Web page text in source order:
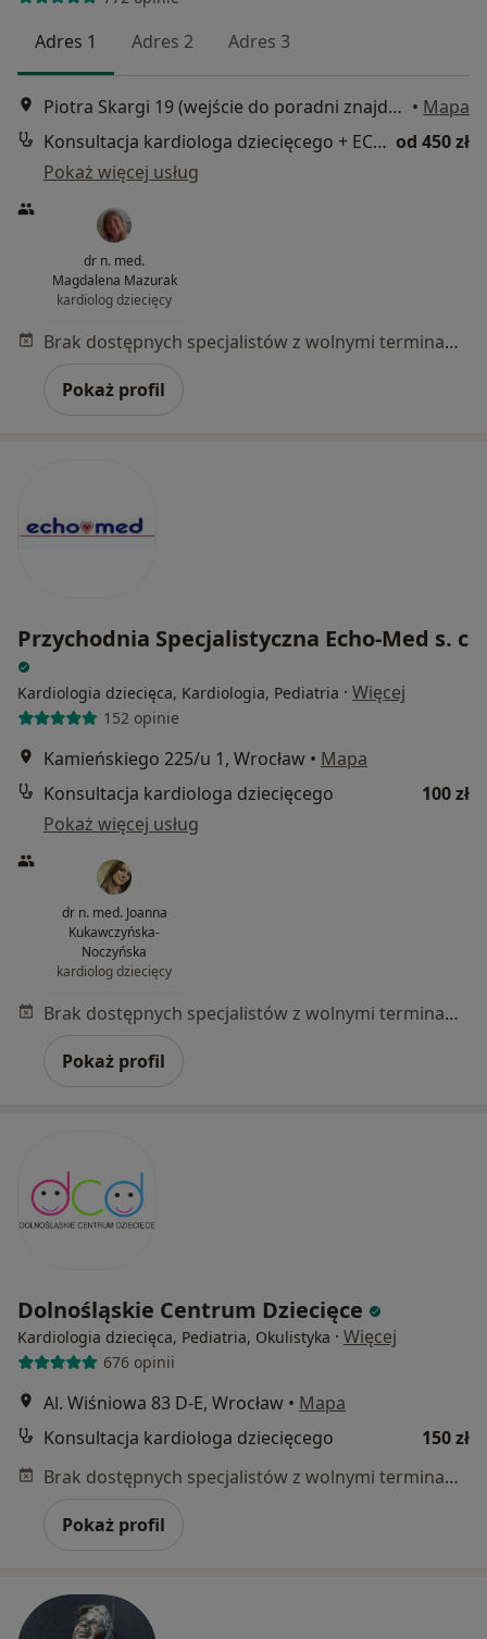
Adres 1 Adres 2 Adres 3
Piotra Skargi 19 (wejście do poradni znajduje się od ul. Nowej 2), Wrocław • Mapa
Konsultacja kardiologa dziecięcego + ECHO serca + EKG od 450 zł
Pokaż więcej usług
dr n. med.
Magdalena Mazurak
kardiolog dziecięcy
Brak dostępnych specjalistów z wolnymi terminami w tym centrum medycznym.
Pokaż profil
Przychodnia Specjalistyczna Echo-Med s. c
Kardiologia dziecięca, Kardiologia, Pediatria · Więcej
152 opinie
Kamieńskiego 225/u 1, Wrocław • Mapa
Konsultacja kardiologa dziecięcego
100 zł
Pokaż więcej usług
dr n. med. Joanna
Kukawczyńska-
Noczyńska
kardiolog dziecięcy
Brak dostępnych specjalistów z wolnymi terminami w tym centrum medycznym.
Pokaż profil
Dolnośląskie Centrum Dziecięce
Kardiologia dziecięca, Pediatria, Okulistyka · Więcej
676 opinii
Al. Wiśniowa 83 D-E, Wrocław • Mapa
Konsultacja kardiologa dziecięcego
150 zł
Brak dostępnych specjalistów z wolnymi terminami w tym centrum medycznym.
Pokaż profil